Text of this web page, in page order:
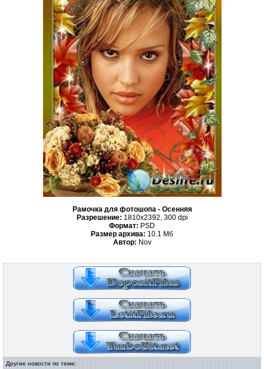
Рамочка для фотошопа - Осенняя
Разрешение: 1810x2392, 300 dpi
Формат: PSD
Размер архива: 10.1 Мб
Автор: Nov
Другие новости по теме: